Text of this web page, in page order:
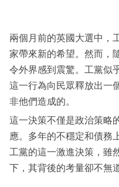
閱
專
區
兩個月前的英國大選中，
家帶來新的希望。然而，
令外界感到震驚。工黨似
這一行為向民眾釋放出一
非他們造成的。
這一決策不僅是政治策略
應。多年的不穩定和債務
工黨的這一激進決策，雖
下，其背後的考量卻不無